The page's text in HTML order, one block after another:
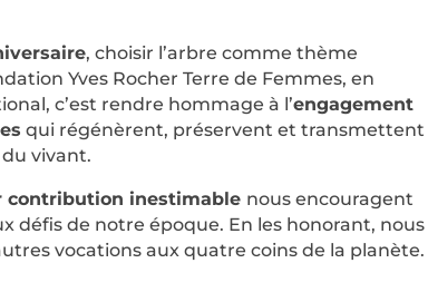
, choisir l’arbre comme thème
Yves Rocher Terre de Femmes, en
c’est rendre hommage à l’engagement
qui régénèrent, préservent et transmettent
du vivant.
contribution inestimable nous encouragent
défis de notre époque. En les honorant, nous
vocations aux quatre coins de la planète.